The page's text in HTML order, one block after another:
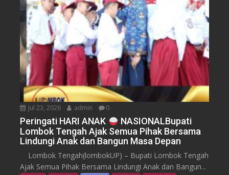
Jul 23, 2026 admin 0
Peringati HARI ANAK
NASIONALBupati
Lombok Tengah Ajak Semua Pihak Bersama
Lindungi Anak dan Bangun Masa Depan
Lombok Tengah(lombokUP) – Bupati Lombok Tengah
Ajak Semua Pihak Bersama Lindungi Anak dan Bangun...